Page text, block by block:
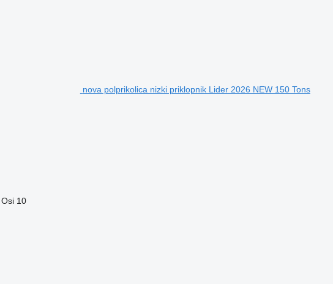
nova polprikolica nizki priklopnik Lider 2026 NEW 150 Tons
Osi 10